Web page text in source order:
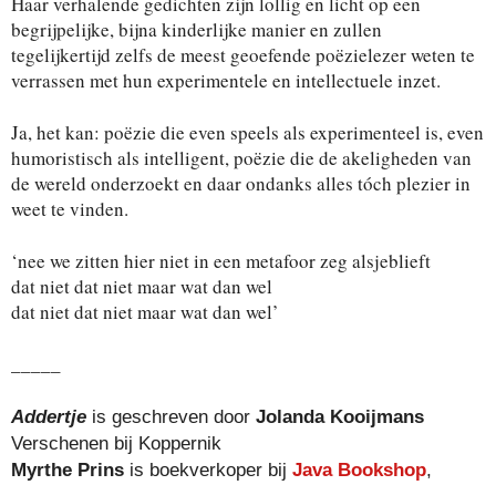
begrijpelijke, bijna kinderlijke manier en zullen
tegelijkertijd zelfs de meest geoefende poëzielezer weten te
verrassen met hun experimentele en intellectuele inzet.
Ja, het kan: poëzie die even speels als experimenteel is, even
humoristisch als intelligent, poëzie die de akeligheden van
de wereld onderzoekt en daar ondanks alles tóch plezier in
weet te vinden.
‘nee we zitten hier niet in een metafoor zeg alsjeblieft
dat niet dat niet maar wat dan wel
dat niet dat niet maar wat dan wel’
Addertje is geschreven door Jolanda Kooijmans
Verschenen bij Koppernik
Myrthe Prins is boekverkoper bij Java Bookshop,